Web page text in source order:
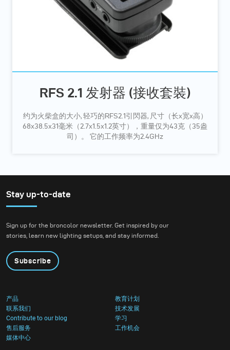
RFS 2.1 发射器 (接收套裝)
约为火柴盒的大小, 轻巧的RFS2.1引閃器, 尺寸（长x宽x高）
68x38.5x31毫米（2.7x1.5x1.2英寸），重量仅为43克（35盎
司）。 它的工作频率为2.4GHz
Stay up-to-date
Sign up for the broncolor newsletter. Get inspired by our
stories, learn new lighting setups, and stay informed.
Subscribe
产品
教育计划
联系我们
技术发展
Contribute to our blog
学习
售后服务
工作机会
媒体中心